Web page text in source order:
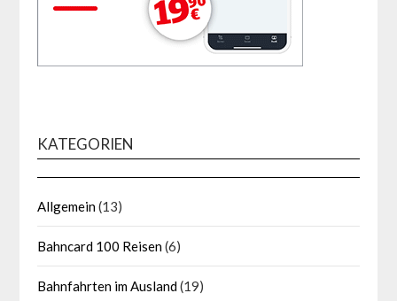
KATEGORIEN
Allgemein(13)
Bahncard 100 Reisen(6)
Bahnfahrten im Ausland(19)